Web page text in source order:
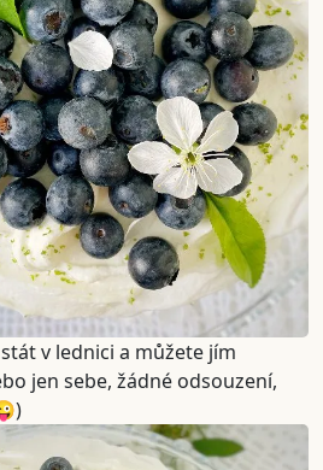
v lednici a můžete jím
jen sebe, žádné odsouzení,